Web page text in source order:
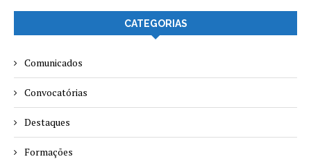
CATEGORIAS
Comunicados
Convocatórias
Destaques
Formações